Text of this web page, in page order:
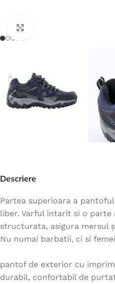
Combinezoane
Halate
Descriere
Partea superioara a
liber. Varful intarit si o parte
structurata, asigura mersul
Nu numai barbatii, ci si
pantof de exterior cu
durabil, confortabil de